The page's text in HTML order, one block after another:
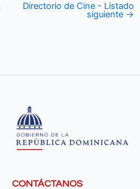
Directorio de Cine - Listado
siguiente →
CONTÁCTANOS